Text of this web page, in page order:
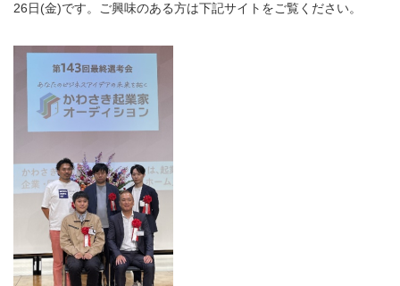
26日(金)です。ご興味のある方は下記サイトをご覧ください。